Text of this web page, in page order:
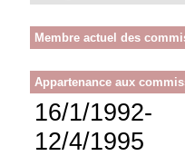
Membre actuel des
Appartenance aux
16/1/1992-
12/4/1995